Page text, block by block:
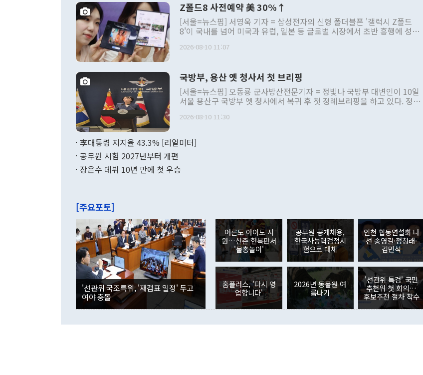
Z폴드8 사전예약 美 30%↑
[서울=뉴스핌] 서영욱 기자 = 삼성전자의 신형 폴더블폰 '갤럭시 Z폴드
8'이 국내를 넘어 미국과 유럽, 일본 등 글로벌 시장에서 초반 흥행에 성공
였고, 국내에서는 갤럭시 스마트폰 사상 최대 사전예약 기록을 새로 썼다.
폴드8이 기존 폴더블 마니아뿐 아니라 일반 바형 스마트폰 사용자까지 끌
어들이고 있다. 중장년 남성 중심이던 소비자층도 10~30대와 여성으로 확
대되면서 폴더블폰 대중화 가능성에 대한 기대감도 커지고 있다. 갤럭시
Z폴드8 시리즈 [사진 = 뉴스핌DB] ◆ 美 30%·유럽 20%↑…한국선 144
만대 '신기록' 10일 시장조사업체 카운터포인트리서치 등에 따르면 갤럭시
시장 판매 동향을 보면 갤럭시 Z폴드8과 폴드8 울트라의 합산 사전예약은
었다. 기존 플립 사용자들이 폴드로 이동하는 흐름도 뚜렷했다. 전작 출시
예약한 고객은 3배 이상 늘었다. 기존 폴드 사용자뿐 아니라 다른 폼팩터의
20% 이상 증가했고, 삼성전자가 세운 사전예약 목표도 정식 출시 전에 넘
어섰다. 일반형 폴드8이 전체 예약의 약 40%를 차지했다. 국내에서는 역대
최대 기록을 새로 썼다. 폴드8 울트라와 폴드8, 플립8은 7일간 진행된 사전
예약에서 총 144만대가 예약됐다. 전작 폴드7·플립7 시리즈의 104만대보
다 약 39% 증가한 규모로 역대 갤럭시 스마트폰 사전예약 가운데 가장 많
다. 이 가운데 폴드8이 약 70%를 차지하며 전체 흥행을 주도했다. 갤럭시
Z 시리즈 출시 이후 분기별 예상 출하량 추이 [사진=카운터포인트리서치]
일본과 중국, 동남아시아에서도 폴드8을 중심으로 초기 수요가 몰리고 있
다. 일본에서는 삼성전자 공식 온라인스토어에서 폴드8 256GB 모델의 상
당수 색상이 품절됐다. NTT도코모·au·소프트뱅크·라쿠텐모바일 등 일본
다. 중국에서는 폴드8이 티몰과 징둥닷컴에서 삼성전자 스마트폰 가운데
2026-08-10 11:07
국방부, 용산 옛 청사서 첫 브리핑
[서울=뉴스핌] 오동룡 군사방산전문기자 = 정빛나 국방부 대변인이 10일
서울 용산구 국방부 옛 청사에서 복귀 후 첫 정례브리핑을 하고 있다. 정빛
후 첫 정례브리핑을 하고 있다. [사진=오동룡 군사방산전문기자]
용산 이전에 따라 2022년 합동참모본부 청사로 옮긴 뒤 약 4년 만에 옛 청
사 복귀 절차를 밟고 있다. 지난달 21일부터 부서별 이전 작업을 시작했으
로 오는 14일쯤 작업을 마칠 계획이다. 국방부와 합참이 한 청사를 함께 쓰
2026-08-10 11:30
李대통령 지지율 43.3% [리얼미터]
공무원 시험 2027년부터 개편
장은수 데뷔 10년 만에 첫 우승
[주요포토]
'선관위 국조특위, '재검표 일정' 두고
여야 충돌
어른도 아이도 시
원…신촌 한복판서
'물총놀이'
공무원 공개채용,
한국사능력검정시
험으로 대체
인천 합동연설회 나
선 송영길·정청래·
김민석
홈플러스, '다시 영
업합니다'
2026년 동물원 여
름나기
'선관위 특검' 국민
추천위 첫 회의…
후보추천 절차 착수